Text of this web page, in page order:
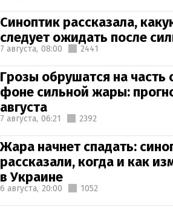
Синоптик рассказала,
следует ожидать после
7 августа, 08:00 2441
Грозы обрушатся на часть
фоне сильной жары:
августа
7 августа, 06:21 2392
Жара начнет спадать:
рассказали, когда и как
в Украине
6 августа, 20:00 1052